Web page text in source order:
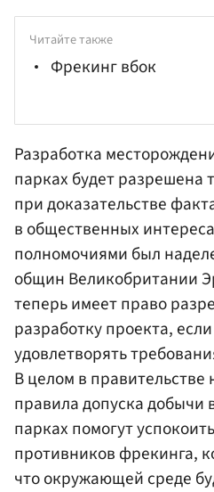
Читайте также
Фрекинг вбок
Разработка
парках будет разрешена
при доказательстве
в общественных
полномочиями был
общин Великобритании
теперь имеет право
разработку проекта,
удовлетворять
В целом в правительстве
правила допуска добычи
парках помогут
противников фрекинга,
что окружающей среде